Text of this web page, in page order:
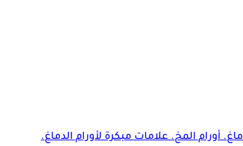
أورام المخ. علامات مبكرة لأورام الدماغ.